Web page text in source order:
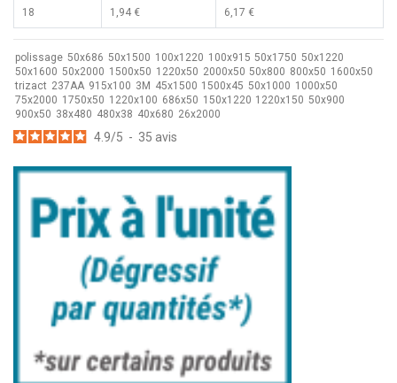
18 1,94 € 6,17 €
polissage 50x686 50x1500 100x1220 100x915 50x1750 50x1220
50x1600 50x2000 1500x50 1220x50 2000x50 50x800 800x50 1600x50
trizact 237AA 915x100 3M 45x1500 1500x45 50x1000 1000x50
75x2000 1750x50 1220x100 686x50 150x1220 1220x150 50x900
900x50 38x480 480x38 40x680 26x2000
4.9/5 - 35 avis